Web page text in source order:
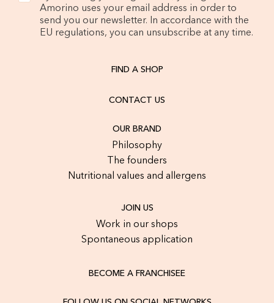
Amorino uses your email address in order to
send you our newsletter. In accordance with the
EU regulations, you can unsubscribe at any time.
FIND A SHOP
CONTACT US
OUR BRAND
Philosophy
The founders
Nutritional values and allergens
JOIN US
Work in our shops
Spontaneous application
BECOME A FRANCHISEE